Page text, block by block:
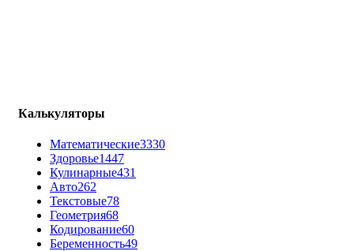
Калькуляторы
Математические3330
Здоровье1447
Кулинарные431
Авто262
Текстовые78
Геометрия68
Кодирование60
Беременность49